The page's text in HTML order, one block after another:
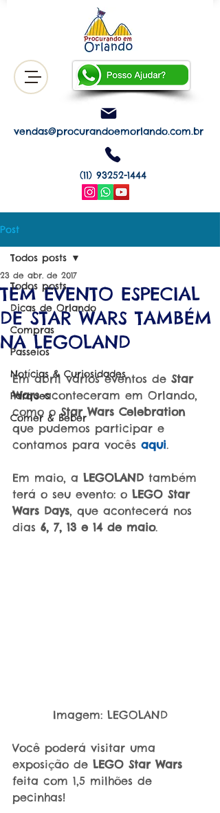
vendas@procurandoemorlando.com.br
(11) 93252-1444
Post
Todos posts
Dicas de Orlando
Compras
Passeios
Notícias & Curiosidades
Parques
Comer & Beber
Todos posts
TEM EVENTO ESPECIAL
DE STAR WARS TAMBÉM
NA LEGOLAND
23 de abr. de 2017
Em abril vários eventos de Star
Wars aconteceram em Orlando,
como o Star Wars Celebration
que pudemos participar e
contamos para vocês aqui.
Em maio, a LEGOLAND também
terá o seu evento: o LEGO Star
Wars Days, que acontecerá nos
dias 6, 7, 13 e 14 de maio.
Imagem: LEGOLAND
Você poderá visitar uma
exposição de LEGO Star Wars
feita com 1,5 milhões de
pecinhas!